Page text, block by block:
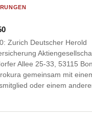
Zurich Deutscher Herold
Allee 25-33, 53115
gemeinsam mit
oder einem